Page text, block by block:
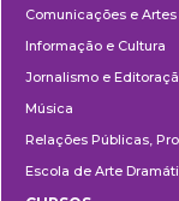
Comunicações e Artes
Informação e Cultura
Jornalismo e
Música
Relações Públicas,
Escola de Arte